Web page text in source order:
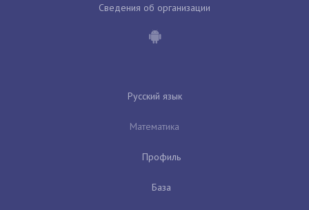
Сведения об организации
Русский язык
Математика
Профиль
База